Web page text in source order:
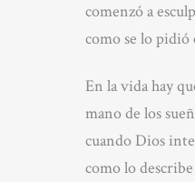
comenzó a
como se lo
En la vida hay
mano de los
cuando Dios
como lo describe